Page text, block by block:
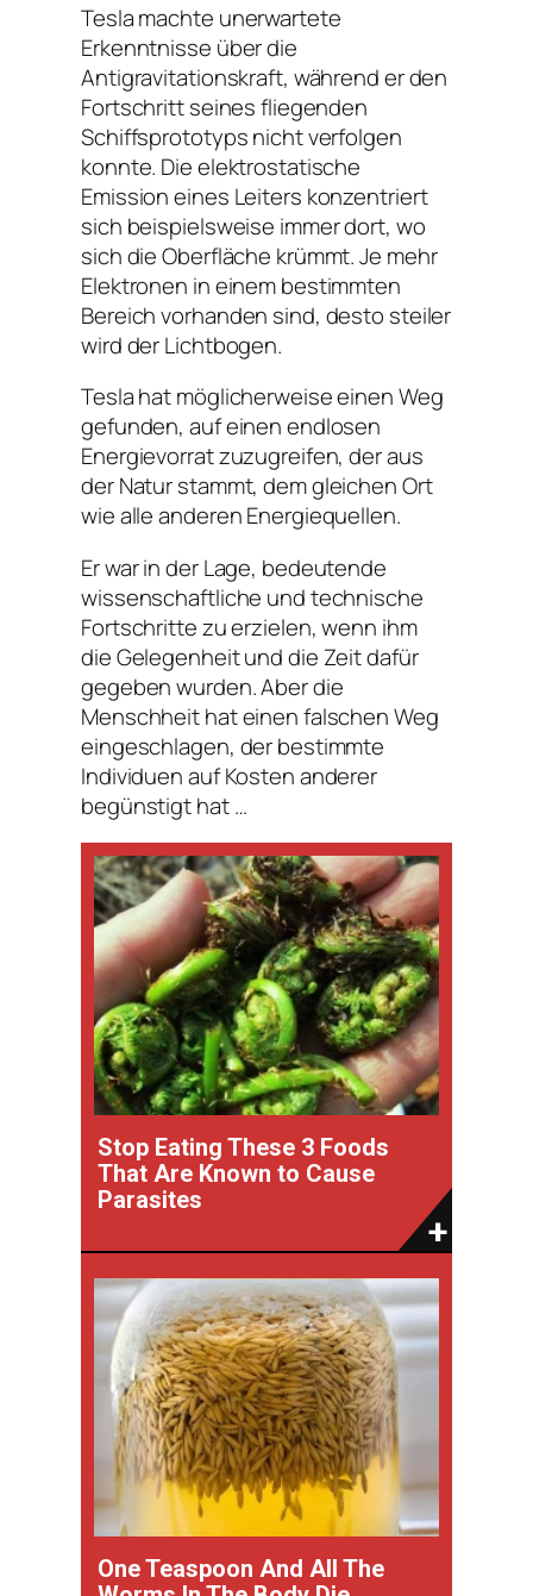
Tesla machte unerwartete
Erkenntnisse über die
Antigravitationskraft, während er den
Fortschritt seines fliegenden
Schiffsprototyps nicht verfolgen
konnte. Die elektrostatische
Emission eines Leiters konzentriert
sich beispielsweise immer dort, wo
sich die Oberfläche krümmt. Je mehr
Elektronen in einem bestimmten
Bereich vorhanden sind, desto steiler
wird der Lichtbogen.
Tesla hat möglicherweise einen Weg
gefunden, auf einen endlosen
Energievorrat zuzugreifen, der aus
der Natur stammt, dem gleichen Ort
wie alle anderen Energiequellen.
Er war in der Lage, bedeutende
wissenschaftliche und technische
Fortschritte zu erzielen, wenn ihm
die Gelegenheit und die Zeit dafür
gegeben wurden. Aber die
Menschheit hat einen falschen Weg
eingeschlagen, der bestimmte
Individuen auf Kosten anderer
begünstigt hat …
Stop Eating These 3 Foods
That Are Known to Cause
Parasites
One Teaspoon And All The